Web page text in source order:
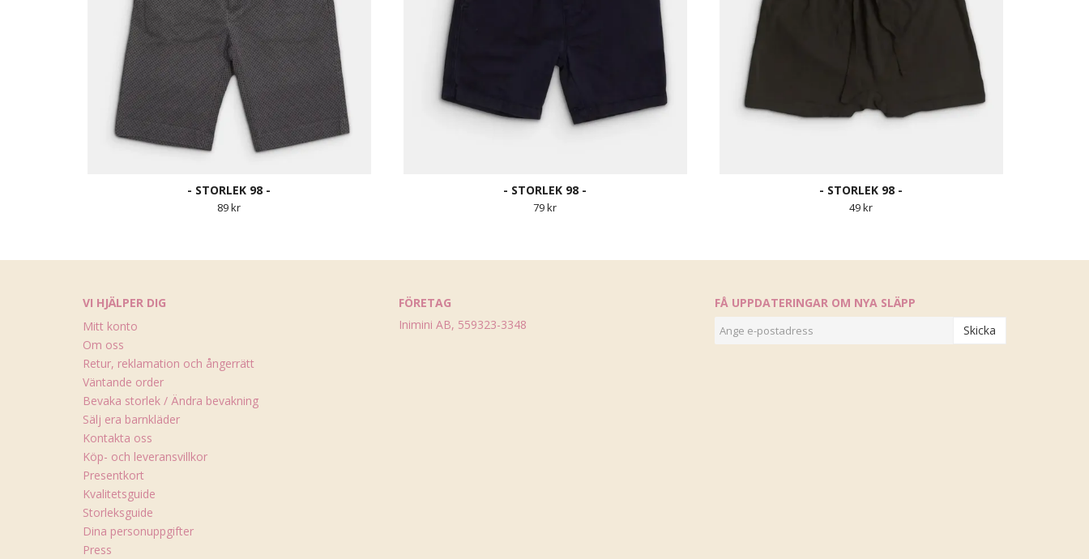
- STORLEK 98 -
89 kr
- STORLEK 98 -
79 kr
- STORLEK 98 -
49 kr
VI HJÄLPER DIG
Mitt konto
Om oss
Retur, reklamation och ångerrätt
Väntande order
Bevaka storlek / Ändra bevakning
Sälj era barnkläder
Kontakta oss
Köp- och leveransvillkor
Presentkort
Kvalitetsguide
Storleksguide
Dina personuppgifter
Press
FÖRETAG
Inimini AB, 559323-3348
FÅ UPPDATERINGAR OM NYA SLÄPP
Skicka